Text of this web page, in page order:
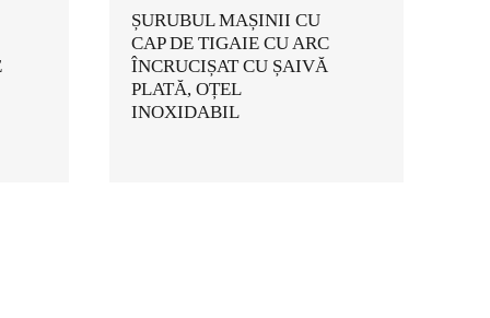
ȘURUBUL MAȘINII CU
CAP DE TIGAIE CU ARC
ÎNCRUCIȘAT CU ȘAIVĂ
PLATĂ, OȚEL
INOXIDABIL